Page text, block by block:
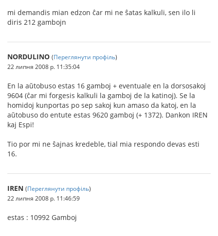
mi demandis mian edzon ĉar mi ne ŝatas kalkuli, sen ilo li
diris 212 gambojn
NORDULINO (Переглянути профіль)
22 липня 2008 р. 11:35:04
En la aŭtobuso estas 16 gamboj + eventuale en la dorsosakoj
9604 (ĉar mi forgesis kalkuli la gamboj de la katinoj). Se la
homidoj kunportas po sep sakoj kun amaso da katoj, en la
aŭtobuso do entute estas 9620 gamboj (+ 1372). Dankon IREN
kaj Espi!
Tio por mi ne ŝajnas kredeble, tial mia respondo devas esti
16.
IREN (Переглянути профіль)
22 липня 2008 р. 11:46:59
estas : 10992 Gamboj